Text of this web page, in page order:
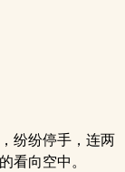
纷纷停手，连两
看向空中。